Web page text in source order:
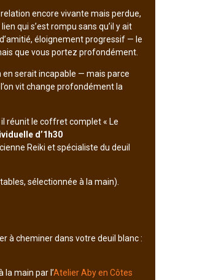
relation encore vivante mais perdue,
qui s’est rompu sans qu’il y ait
éloignement progressif — le
que vous portez profondément.
en serait incapable — mais parce
vit change profondément la
réunit le coffret complet « Le
d’1h30
Reiki et spécialiste du deuil
sélectionnée à la main).
à cheminer dans votre deuil blanc :
la main par l’Atelier Aby en Côtes